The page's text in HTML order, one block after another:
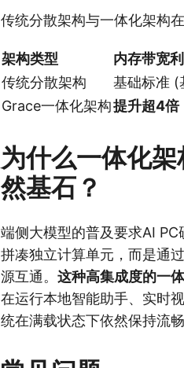
传统分散架构与一体化架构
架构类型 内存带宽
传统分散架构
基础标准 (
Grace一体化架构提升超4倍
为什么一体化
然基石？
端侧大模型的普及要求AI
拼凑独立计算单元，而是通
源互通。 这种高集成度的一
在运行本地智能助手、实时
统在满载状态下依然保持流